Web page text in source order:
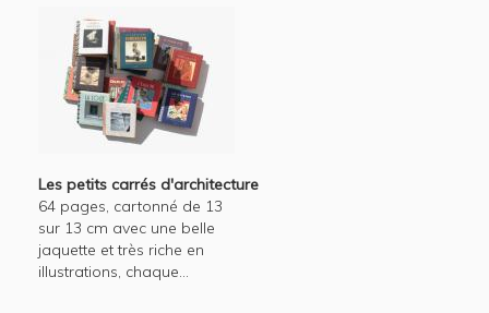
Les petits carrés d'architecture
64 pages, cartonné de 13
sur 13 cm avec une belle
jaquette et très riche en
illustrations, chaque...